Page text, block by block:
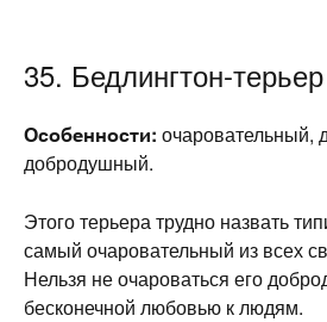
35. Бедлингтон-терьер
Особенности: очаровательный,
добродушный.
Этого терьера трудно назвать
самый очаровательный из всех
Нельзя не очароваться его
бесконечной любовью к людям.